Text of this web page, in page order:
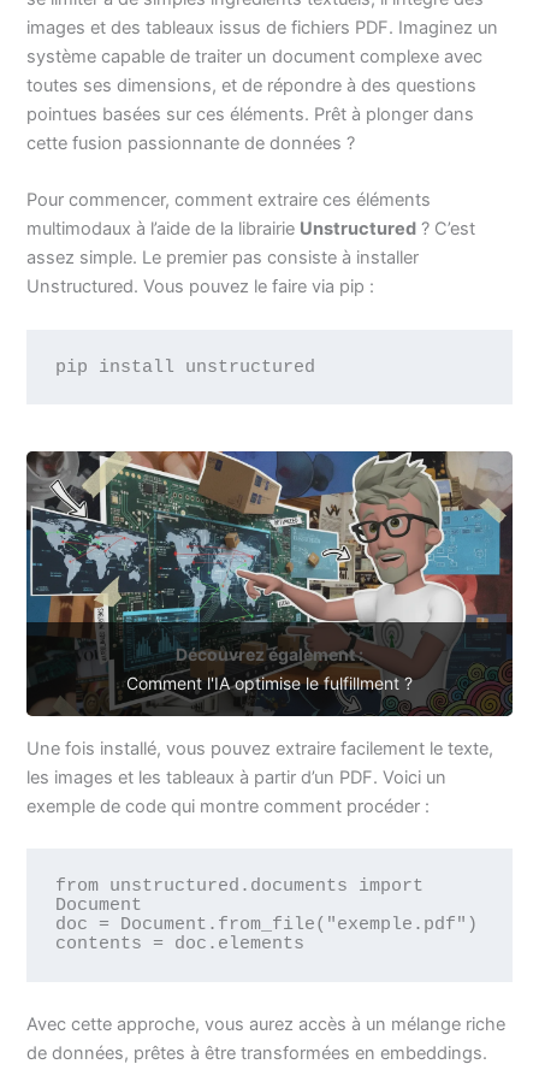
images et des tableaux issus de fichiers PDF. Imaginez un
système capable de traiter un document complexe avec
toutes ses dimensions, et de répondre à des questions
pointues basées sur ces éléments. Prêt à plonger dans
cette fusion passionnante de données ?
Pour commencer, comment extraire ces éléments
multimodaux à l’aide de la librairie Unstructured ? C’est
assez simple. Le premier pas consiste à installer
Unstructured. Vous pouvez le faire via pip :
pip install unstructured
Découvrez également :
Comment l'IA optimise le fulfillment ?
Une fois installé, vous pouvez extraire facilement le texte,
les images et les tableaux à partir d’un PDF. Voici un
exemple de code qui montre comment procéder :
from unstructured.documents import
Document
doc = Document.from_file("exemple.pdf")
Avec cette approche, vous aurez accès à un mélange riche
de données, prêtes à être transformées en embeddings.